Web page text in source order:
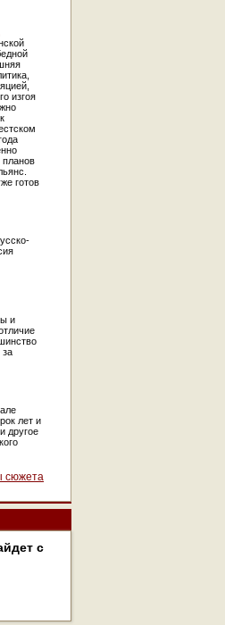
изгоя
планов
готов
и
за
лет и
другое
сюжета
с